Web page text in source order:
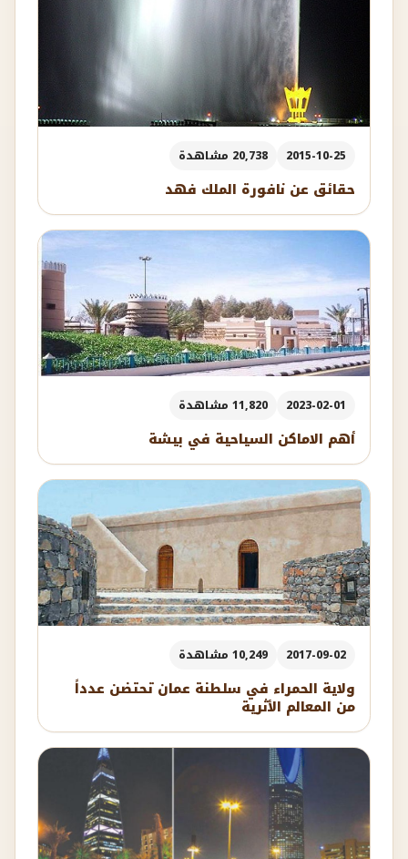
2015-10-25 20,738 مشاهدة
حقائق عن نافورة الملك فهد
2023-02-01 11,820 مشاهدة
أهم الاماكن السياحية في بيشة
2017-09-02 10,249 مشاهدة
ولاية الحمراء في سلطنة عمان تحتضن عدداً
من المعالم الأثرية